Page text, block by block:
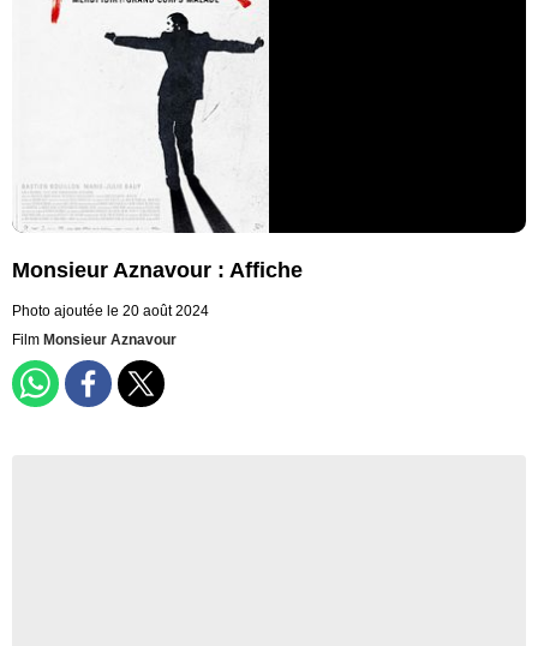
Monsieur Aznavour : Affiche
Photo ajoutée le 20 août 2024
Film Monsieur Aznavour